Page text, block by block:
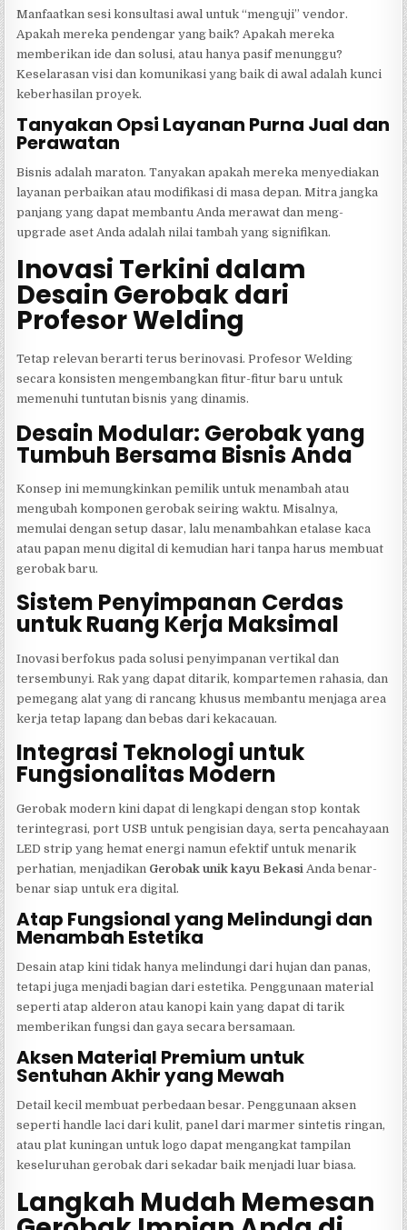
Manfaatkan sesi konsultasi awal untuk “menguji” vendor.
Apakah mereka pendengar yang baik? Apakah mereka
memberikan ide dan solusi, atau hanya pasif menunggu?
Keselarasan visi dan komunikasi yang baik di awal adalah kunci
keberhasilan proyek.
Tanyakan Opsi Layanan Purna Jual dan
Perawatan
Bisnis adalah maraton. Tanyakan apakah mereka menyediakan
layanan perbaikan atau modifikasi di masa depan. Mitra jangka
panjang yang dapat membantu Anda merawat dan meng-
upgrade aset Anda adalah nilai tambah yang signifikan.
Inovasi Terkini dalam
Desain Gerobak dari
Profesor Welding
Tetap relevan berarti terus berinovasi. Profesor Welding
secara konsisten mengembangkan fitur-fitur baru untuk
memenuhi tuntutan bisnis yang dinamis.
Desain Modular: Gerobak yang
Tumbuh Bersama Bisnis Anda
Konsep ini memungkinkan pemilik untuk menambah atau
mengubah komponen gerobak seiring waktu. Misalnya,
memulai dengan setup dasar, lalu menambahkan etalase kaca
atau papan menu digital di kemudian hari tanpa harus membuat
gerobak baru.
Sistem Penyimpanan Cerdas
untuk Ruang Kerja Maksimal
Inovasi berfokus pada solusi penyimpanan vertikal dan
tersembunyi. Rak yang dapat ditarik, kompartemen rahasia, dan
pemegang alat yang di rancang khusus membantu menjaga area
kerja tetap lapang dan bebas dari kekacauan.
Integrasi Teknologi untuk
Fungsionalitas Modern
Gerobak modern kini dapat di lengkapi dengan stop kontak
terintegrasi, port USB untuk pengisian daya, serta pencahayaan
LED strip yang hemat energi namun efektif untuk menarik
perhatian, menjadikan Gerobak unik kayu Bekasi Anda benar-
benar siap untuk era digital.
Atap Fungsional yang Melindungi dan
Menambah Estetika
Desain atap kini tidak hanya melindungi dari hujan dan panas,
tetapi juga menjadi bagian dari estetika. Penggunaan material
seperti atap alderon atau kanopi kain yang dapat di tarik
memberikan fungsi dan gaya secara bersamaan.
Aksen Material Premium untuk
Sentuhan Akhir yang Mewah
Detail kecil membuat perbedaan besar. Penggunaan aksen
seperti handle laci dari kulit, panel dari marmer sintetis ringan,
atau plat kuningan untuk logo dapat mengangkat tampilan
keseluruhan gerobak dari sekadar baik menjadi luar biasa.
Langkah Mudah Memesan